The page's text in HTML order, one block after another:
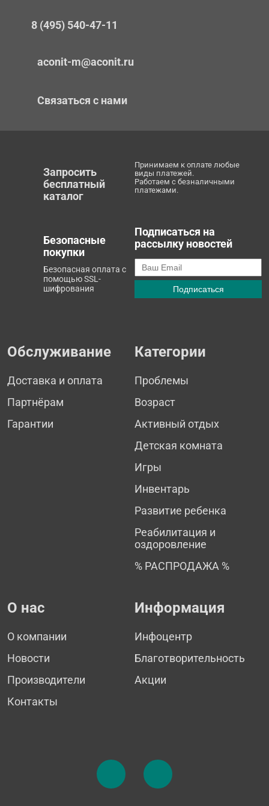
8 (495) 540-47-11
aconit-m@aconit.ru
Связаться с нами
Запросить
бесплатный
каталог
Принимаем к оплате любые
виды платежей.
Работаем с безналичными
платежами.
Безопасные
покупки
Безопасная оплата с
помощью SSL-
шифрования
Подписаться на
рассылку новостей
Обслуживание
Доставка и оплата
Партнёрам
Гарантии
Категории
Проблемы
Возраст
Активный отдых
Детская комната
Игры
Инвентарь
Развитие ребенка
Реабилитация и
оздоровление
% РАСПРОДАЖА %
О нас
О компании
Новости
Производители
Контакты
Информация
Инфоцентр
Благотворительность
Акции